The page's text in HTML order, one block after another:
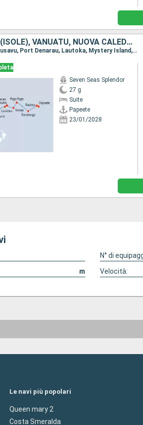
FRANCIA, ISOLE COOK, STATI UNITI, TONGA, FIJI (ISOLE), VANUATU, NUOVA CALEDONIA, AUSTRALIA
Itinerario : Papeete, Raiatea, Rarotonga, Pago Pago, Vavau, Savusavu, Port Denarau, Lautoka, Mystery Island, Noumea, Cairns, Townsville, Airlie Beach, Mooloolaba, Sydney
Seven Seas Splendor
27 g
Suite
Papeete
23/01/2028
N° di
m Velocità:
Le navi più popolari
Queen mary 2
Costa Smeralda